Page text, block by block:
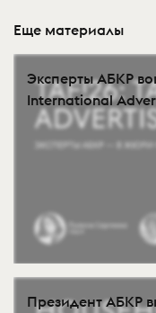
Еще материалы
Эксперты АБКР
International
Президент АБКР